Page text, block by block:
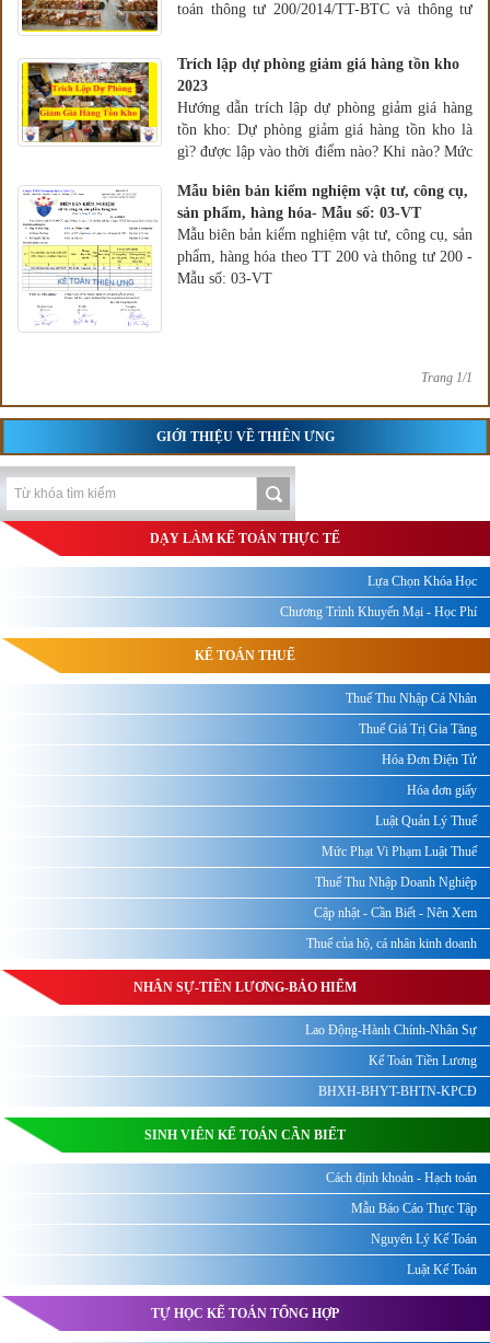
toán thông tư 200/2014/TT-BTC và thông tư
Trích lập dự phòng giảm giá hàng tồn kho
2023
Hướng dẫn trích lập dự phòng giảm giá hàng
tồn kho: Dự phòng giảm giá hàng tồn kho là
gì? được lập vào thời điểm nào? Khi nào? Mức
Mẫu biên bản kiểm nghiệm vật tư, công cụ,
sản phẩm, hàng hóa- Mẫu số: 03-VT
Mẫu biên bản kiểm nghiệm vật tư, công cụ, sản
phẩm, hàng hóa theo TT 200 và thông tư 200 -
Mẫu số: 03-VT
Trang 1/1
GIỚI THIỆU VỀ THIÊN ƯNG
DẠY LÀM KẾ TOÁN THỰC TẾ
Lựa Chọn Khóa Học
Chương Trình Khuyến Mại - Học Phí
KẾ TOÁN THUẾ
Thuế Thu Nhập Cá Nhân
Thuế Giá Trị Gia Tăng
Hóa Đơn Điện Tử
Hóa đơn giấy
Luật Quản Lý Thuế
Mức Phạt Vi Phạm Luật Thuế
Thuế Thu Nhập Doanh Nghiệp
Cập nhật - Cần Biết - Nên Xem
Thuế của hộ, cá nhân kinh doanh
NHÂN SỰ-TIỀN LƯƠNG-BẢO HIỂM
Lao Động-Hành Chính-Nhân Sự
Kế Toán Tiền Lương
BHXH-BHYT-BHTN-KPCĐ
SINH VIÊN KẾ TOÁN CẦN BIẾT
Cách định khoản - Hạch toán
Mẫu Báo Cáo Thực Tập
Nguyên Lý Kế Toán
Luật Kế Toán
TỰ HỌC KẾ TOÁN TỔNG HỢP